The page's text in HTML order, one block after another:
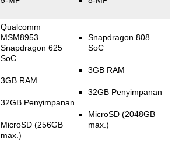
Qualcomm
MSM8953
Snapdragon 625
SoC
3GB RAM
32GB Penyimpanan
MicroSD (256GB
max.)
Snapdragon 808
SoC
3GB RAM
32GB Penyimpanan
MicroSD (2048GB
max.)